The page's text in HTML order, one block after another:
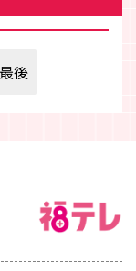
最後